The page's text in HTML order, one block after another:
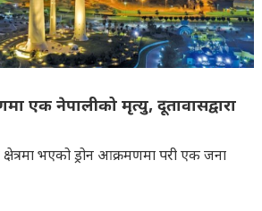
एक नेपालीको मृत्यु, दूतावासद्वारा
भएको ड्रोन आक्रमणमा परी एक जना